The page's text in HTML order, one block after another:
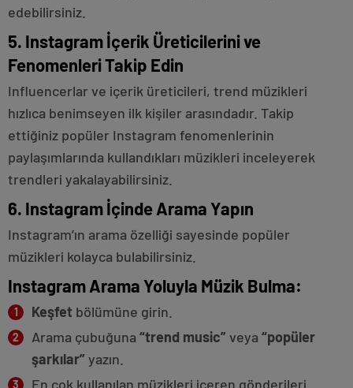
edebilirsiniz.
5. Instagram İçerik Üreticilerini ve
Fenomenleri Takip Edin
Influencerlar ve içerik üreticileri, trend müzikleri
hızlıca benimseyen ilk kişiler arasındadır. Takip
ettiğiniz popüler Instagram fenomenlerinin
paylaşımlarında kullandıkları müzikleri inceleyerek
trendleri yakalayabilirsiniz.
6. Instagram İçinde Arama Yapın
Instagram’ın arama özelliği sayesinde popüler
müzikleri kolayca bulabilirsiniz.
Instagram Arama Yoluyla Müzik Bulma:
Keşfet bölümüne girin.
Arama çubuğuna “trend music”veya “popüler
şarkılar”yazın.
En çok kullanılan müzikleri içeren gönderileri